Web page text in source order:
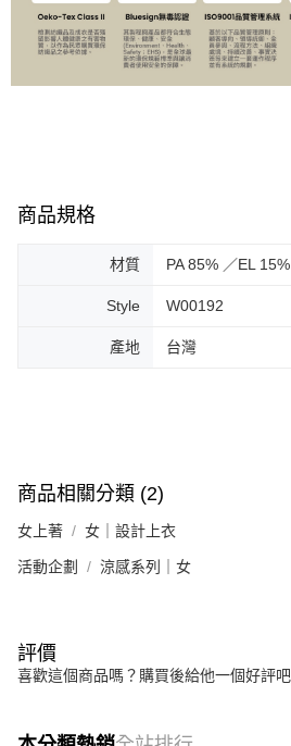
商品規格
材質 PA 85% ／EL 15%
Style W00192
產地 台灣
商品相關分類 (2)
女上著 女｜設計上衣
活動企劃 涼感系列｜女
評價
喜歡這個商品嗎？購買後給他一個好評吧